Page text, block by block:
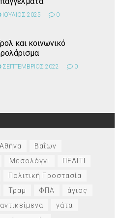
ΙΟΥΛΙΟΣ 2025 0
και κοινωνικό
ΣΕΠΤΕΜΒΡΙΟΣ 2022 0
Αθήνα
Βαΐων
Μεσολόγγι
ΠΕΛΙΤΙ
Πολιτική Προστασία
Τραμ ΦΠΑ
άγιος
αντικείμενα
γάτα